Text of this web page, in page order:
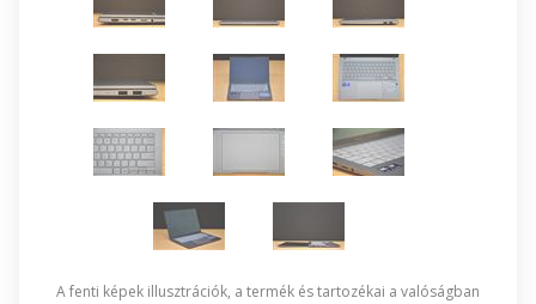
A fenti képek illusztrációk, a termék és tartozékai a valóságban